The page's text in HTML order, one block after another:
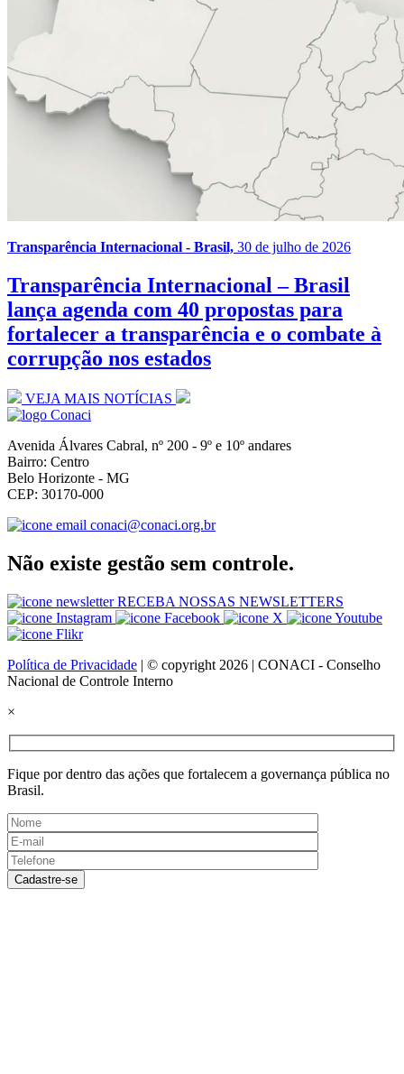
Transparência Internacional - Brasil, 30 de julho de 2026
Transparência Internacional – Brasil
lança agenda com 40 propostas para
fortalecer a transparência e o combate à
corrupção nos estados
VEJA MAIS NOTÍCIAS
Avenida Álvares Cabral, nº 200 - 9º e 10º andares
Bairro: Centro
Belo Horizonte - MG
CEP: 30170-000
conaci@conaci.org.br
Não existe gestão sem controle.
RECEBA NOSSAS NEWSLETTERS
Política de Privacidade | © copyright 2026 | CONACI - Conselho
Nacional de Controle Interno
×
Fique por dentro das ações que fortalecem a governança pública no
Brasil.